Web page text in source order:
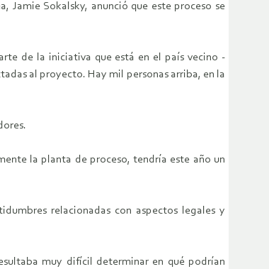
Jamie Sokalsky, anunció que este proceso se
de la iniciativa que está en el país vecino -
al proyecto. Hay mil personas arriba, en la
la planta de proceso, tendría este año un
relacionadas con aspectos legales y
muy difícil determinar en qué podrían